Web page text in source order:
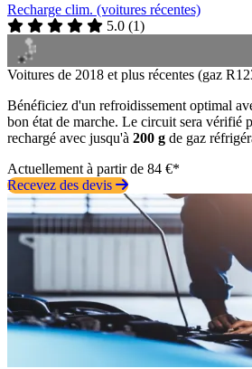
Recharge clim. (voitures récentes)
5.0 (1)
Voitures de 2018 et plus récentes (gaz
Bénéficiez d'un refroidissement optimal
bon état de marche. Le circuit sera vérifié
rechargé avec jusqu'à 200 g de gaz
Actuellement à partir de 84 €*
Recevez des devis